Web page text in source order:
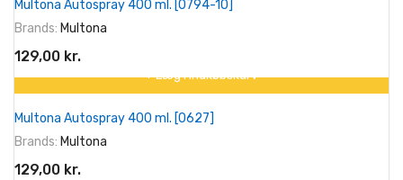
Multona Autospray 400 ml. [0794-10]
Brands: Multona
129,00 kr.
+ Læg I Indkøbskurv
Multona Autospray 400 ml. [0627]
Brands: Multona
129,00 kr.